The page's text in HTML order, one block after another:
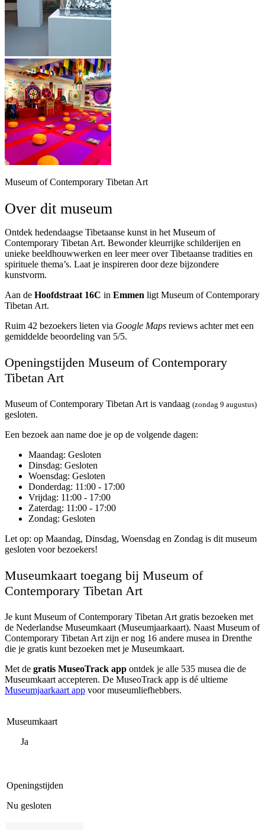
Museum of Contemporary Tibetan Art
Over dit museum
Ontdek hedendaagse Tibetaanse kunst in het Museum of
Contemporary Tibetan Art. Bewonder kleurrijke schilderijen en
unieke beeldhouwwerken en leer meer over Tibetaanse tradities en
spirituele thema’s. Laat je inspireren door deze bijzondere
kunstvorm.
Aan de Hoofdstraat 16C in Emmen ligt Museum of Contemporary
Tibetan Art.
Ruim 42 bezoekers lieten via Google Maps reviews achter met een
gemiddelde beoordeling van 5/5.
Openingstijden Museum of Contemporary
Tibetan Art
Museum of Contemporary Tibetan Art is vandaag (zondag 9 augustus)
gesloten.
Een bezoek aan name doe je op de volgende dagen:
Maandag: Gesloten
Dinsdag: Gesloten
Woensdag: Gesloten
Donderdag: 11:00 - 17:00
Vrijdag: 11:00 - 17:00
Zaterdag: 11:00 - 17:00
Zondag: Gesloten
Let op: op Maandag, Dinsdag, Woensdag en Zondag is dit museum
gesloten voor bezoekers!
Museumkaart toegang bij Museum of
Contemporary Tibetan Art
Je kunt Museum of Contemporary Tibetan Art gratis bezoeken met
de Nederlandse Museumkaart (Museumjaarkaart). Naast Museum of
Contemporary Tibetan Art zijn er nog 16 andere musea in Drenthe
die je gratis kunt bezoeken met je Museumkaart.
Met de gratis MuseoTrack app ontdek je alle 535 musea die de
Museumkaart accepteren. De MuseoTrack app is dé ultieme
Museumjaarkaart app voor museumliefhebbers.
Museumkaart
Ja
Openingstijden
Nu gesloten